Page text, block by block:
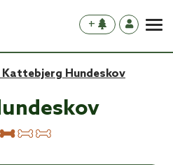
+
Kattebjerg Hundeskov